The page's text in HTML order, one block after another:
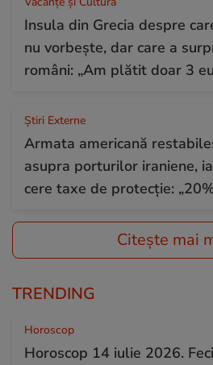
Insula din Grecia despre
nu vorbește, dar care a
români: „Am plătit doar 3
Știri Externe
Armata americană
asupra porturilor iraniene,
cere taxe de protecție:
Citește mai
TRENDING
Horoscop
Horoscop 14 iulie 2026.